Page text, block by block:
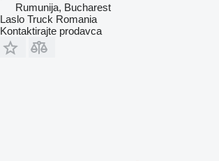
Rumunija, Bucharest
Laslo Truck Romania
Kontaktirajte prodavca